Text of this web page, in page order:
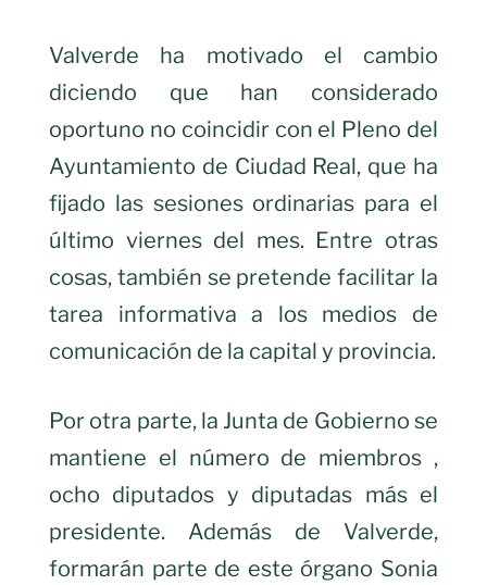
Valverde ha motivado el cambio
diciendo que han considerado
oportuno no coincidir con el Pleno del
Ayuntamiento de Ciudad Real, que ha
fijado las sesiones ordinarias para el
último viernes del mes. Entre otras
cosas, también se pretende facilitar la
tarea informativa a los medios de
comunicación de la capital y provincia.
Por otra parte, la Junta de Gobierno se
mantiene el número de miembros ,
ocho diputados y diputadas más el
presidente. Además de Valverde,
formarán parte de este órgano Sonia